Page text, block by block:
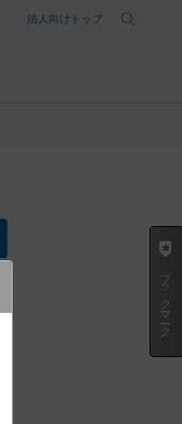
法人向けトップ
ブックマーク